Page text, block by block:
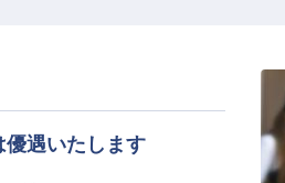
可能で、多様な働き方を実
遇いたします